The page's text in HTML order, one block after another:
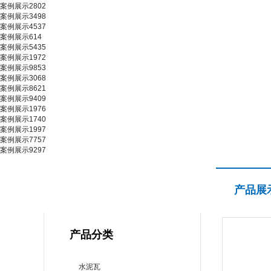
案例展示2802
案例展示3498
案例展示4537
案例展示614
案例展示5435
案例展示1972
案例展示9853
案例展示3068
案例展示8621
案例展示9409
案例展示1976
案例展示1740
案例展示1997
案例展示7757
案例展示9297
产品分类
水泥瓦
产品展